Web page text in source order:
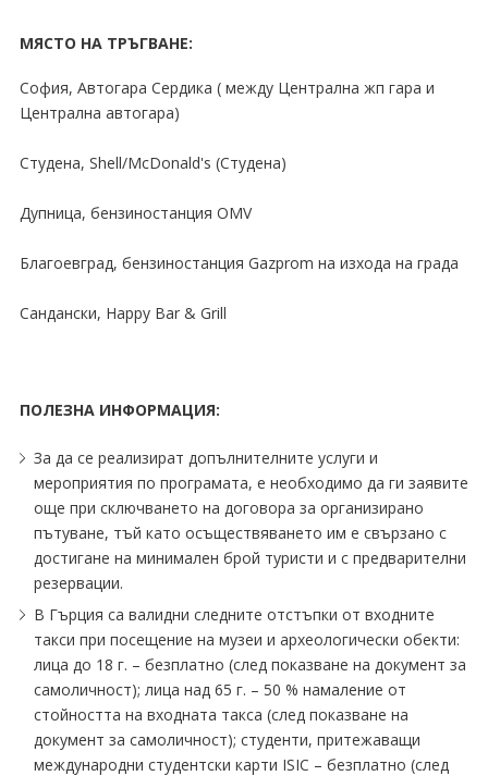
МЯСТО НА ТРЪГВАНЕ:
София, Автогара Сердика ( между Централна жп гара и
Централна автогара)
Студена, Shell∕McDonald's (Студена)
Дупница, бензиностанция OMV
Благоевград, бензиностанция Gazprom на изхода на града
Сандански, Happy Bar & Grill
ПОЛЕЗНА ИНФОРМАЦИЯ:
За да се реализират допълнителните услуги и
мероприятия по програмата, е необходимо да ги заявите
още при сключването на договора за организирано
пътуване, тъй като осъществяването им е свързано с
достигане на минимален брой туристи и с предварителни
резервации.
В Гърция са валидни следните отстъпки от входните
такси при посещение на музеи и археологически обекти:
лица до 18 г. – безплатно (след показване на документ за
самоличност); лица над 65 г. – 50 % намаление от
стойността на входната такса (след показване на
документ за самоличност); студенти, притежаващи
международни студентски карти ISIC – безплатно (след